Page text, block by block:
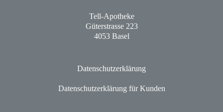
Tell-Apotheke
Güterstrasse 223
4053 Basel
Datenschutzerklärung
Datenschutzerklärung für Kunden